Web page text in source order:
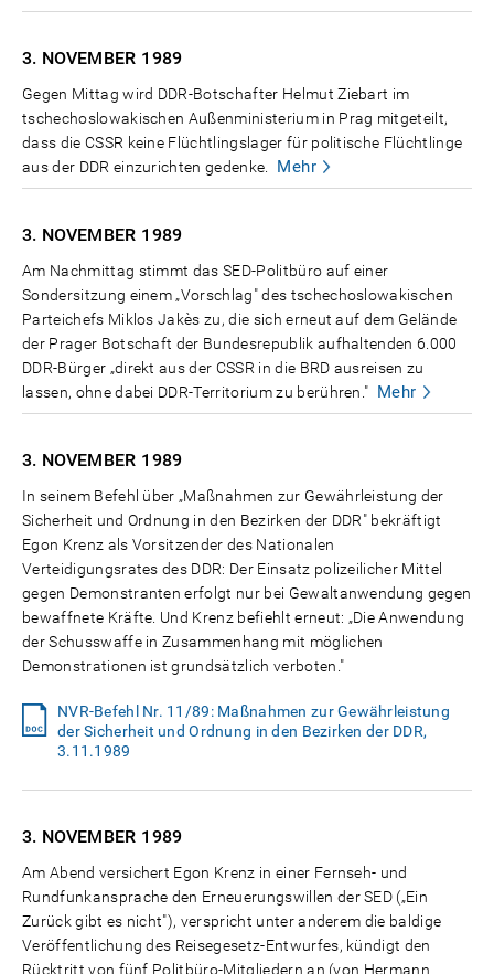
3. NOVEMBER 1989
Gegen Mittag wird DDR-Botschafter Helmut Ziebart im
tschechoslowakischen Außenministerium in Prag mitgeteilt,
dass die CSSR keine Flüchtlingslager für politische Flüchtlinge
aus der DDR einzurichten gedenke.
Mehr
3. NOVEMBER 1989
Am Nachmittag stimmt das SED-Politbüro auf einer
Sondersitzung einem „Vorschlag" des tschechoslowakischen
Parteichefs Miklos Jakès zu, die sich erneut auf dem Gelände
der Prager Botschaft der Bundesrepublik aufhaltenden 6.000
DDR-Bürger „direkt aus der CSSR in die BRD ausreisen zu
lassen, ohne dabei DDR-Territorium zu berühren." Mehr
3. NOVEMBER 1989
In seinem Befehl über „Maßnahmen zur Gewährleistung der
Sicherheit und Ordnung in den Bezirken der DDR" bekräftigt
Egon Krenz als Vorsitzender des Nationalen
Verteidigungsrates des DDR: Der Einsatz polizeilicher Mittel
gegen Demonstranten erfolgt nur bei Gewaltanwendung gegen
bewaffnete Kräfte. Und Krenz befiehlt erneut: „Die Anwendung
der Schusswaffe in Zusammenhang mit möglichen
Demonstrationen ist grundsätzlich verboten."
NVR-Befehl Nr. 11/89: Maßnahmen zur Gewährleistung
der Sicherheit und Ordnung in den Bezirken der DDR,
3.11.1989
3. NOVEMBER 1989
Am Abend versichert Egon Krenz in einer Fernseh- und
Rundfunkansprache den Erneuerungswillen der SED („Ein
Zurück gibt es nicht"), verspricht unter anderem die baldige
Veröffentlichung des Reisegesetz-Entwurfes, kündigt den
Rücktritt von fünf Politbüro-Mitgliedern an (von Hermann